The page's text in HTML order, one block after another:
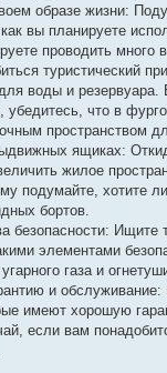
образе жизни:
вы планируете
проводить много
туристический
воды и резервуара.
убедитесь, что в
пространством
ящиках:
жилое
подумайте, хотите
бортов.
безопасности: Ищите
элементами
газа и
и
имеют хорошую
если вам